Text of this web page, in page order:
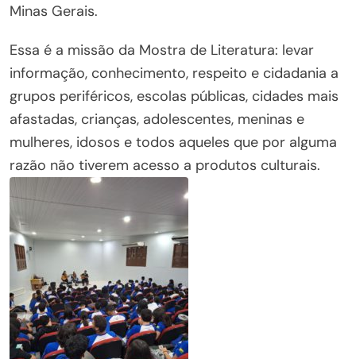
Minas Gerais.
Essa é a missão da Mostra de Literatura: levar
informação, conhecimento, respeito e cidadania a
grupos periféricos, escolas públicas, cidades mais
afastadas, crianças, adolescentes, meninas e
mulheres, idosos e todos aqueles que por alguma
razão não tiverem acesso a produtos culturais.